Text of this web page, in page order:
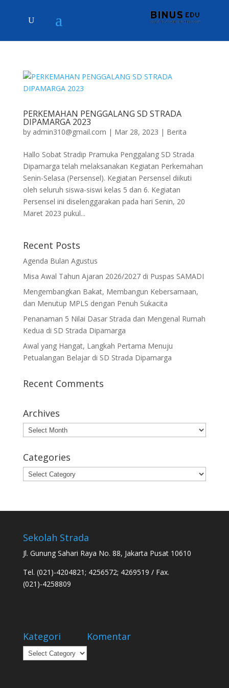
PERKEMAHAN PENGGALANG SD STRADA
DIPAMARGA 2023
by admin310@gmail.com | Mar 28, 2023 | Berita
Hallo Sobat Stradip Pramuka Penggalang SD Strada
Dipamarga telah melaksanakan Kegiatan Perkemahan
Senin-Selasa (Persensel). Kegiatan Persensel diikuti
oleh seluruh siswa-siswi kelas 5 dan 6. Kegiatan
Persensel ini diselenggarakan pada hari Senin, 20
Maret 2023 pukul...
Recent Posts
Agenda Bulan Agustus
Misa Awal Tahun Ajaran 2026/2027 di Puspas SAMADI
Mengembangkan Bakat, Membangun Kebersamaan,
dan Menutup MPLS dengan Penuh Sukacita
Penanaman 5 Nilai Dasar Strada dan Mengenal Rumah
Kedua di SD Strada Dipamarga
Awal yang Hangat, Langkah Pertama Menuju
Petualangan Belajar di SD Strada Dipamarga
Recent Comments
Archives
Archives
Categories
Categories
Sekolah Strada
Jl. Gunung Sahari Raya No. 88, Jakarta Pusat 10610
Tel. (021)-4204821; 4256572; 4269519 / Fax.
(021)-4258809
Kategori
Kategori
Komentar